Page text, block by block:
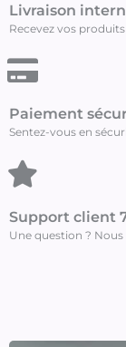
Livraison
Recevez vos
Paiement
Sentez-vous en
Support client
Une question ?